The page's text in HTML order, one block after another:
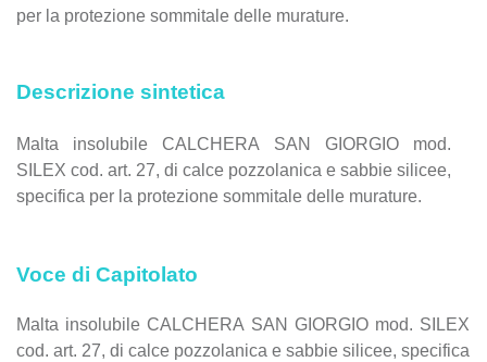
per la protezione sommitale delle murature.
Descrizione sintetica
Malta insolubile CALCHERA SAN GIORGIO mod.
SILEX cod. art. 27, di calce pozzolanica e sabbie silicee,
specifica per la protezione sommitale delle murature.
Voce di Capitolato
Malta insolubile CALCHERA SAN GIORGIO mod. SILEX
cod. art. 27, di calce pozzolanica e sabbie silicee, specifica